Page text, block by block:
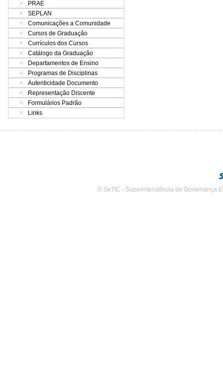
PRAE
SEPLAN
Comunicações a Comunidade
Cursos de Graduação
Currículos dos Cursos
Catálogo da Graduação
Departamentos de Ensino
Programas de Disciplinas
Autenticidade Documento
Representação Discente
Formulários Padrão
Links
© SeTIC - Superintendência de Governança